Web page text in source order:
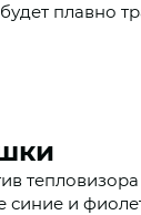
плавно
и